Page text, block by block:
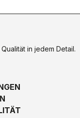
in jedem Detail.